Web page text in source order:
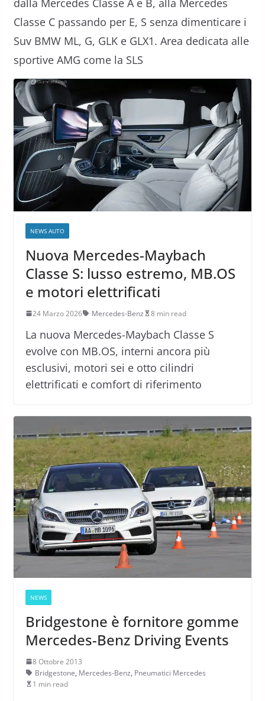
dalla Mercedes Classe A e B, alla Mercedes
Classe C passando per E, S senza dimenticare i
Suv BMW ML, G, GLK e GLX1. Area dedicata alle
sportive AMG come la SLS
NEWS AUTO
Nuova Mercedes-Maybach
Classe S: lusso estremo, MB.OS
e motori elettrificati
24 Marzo 2026 Mercedes-Benz 8 min read
La nuova Mercedes-Maybach Classe S
evolve con MB.OS, interni ancora più
esclusivi, motori sei e otto cilindri
elettrificati e comfort di riferimento
NEWS
Bridgestone è fornitore gomme
Mercedes-Benz Driving Events
8 Ottobre 2013
Bridgestone, Mercedes-Benz, Pneumatici Mercedes
1 min read